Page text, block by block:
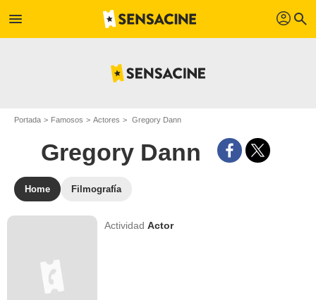
menu profil search
Portada Famosos Actores Gregory Dann
Gregory Dann
Home Filmografía
ActividadActor